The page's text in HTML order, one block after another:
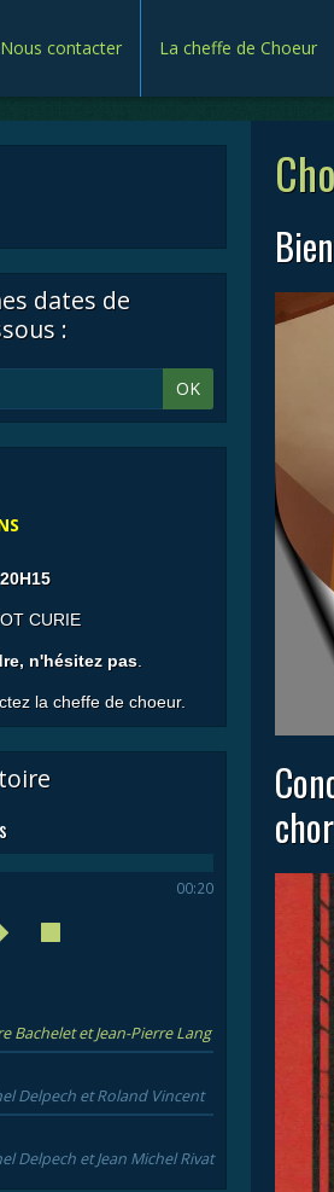
Nous contacter La cheffe de Choeur
dates de
:
OK
20H15
CURIE
n'hésitez pas
la cheffe de choeur.
00:20
et Jean-Pierre Lang
Delpech et Roland Vincent
Delpech et Jean Michel Rivat